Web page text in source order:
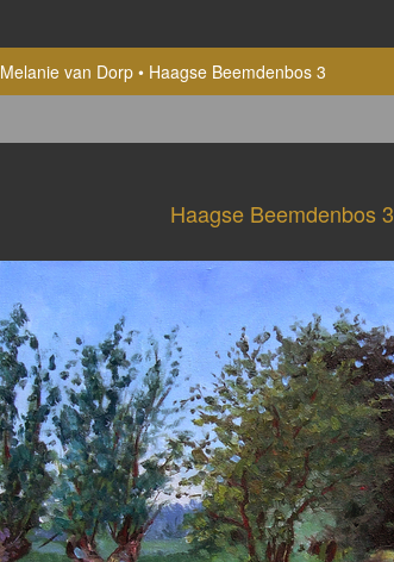
Melanie van Dorp
Haagse Beemdenbos 3
Haagse Beemdenbos 3